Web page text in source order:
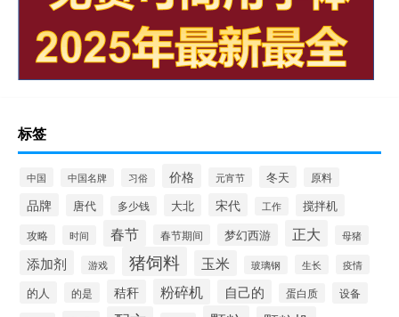
标签
中国 中国名牌 习俗 价格 元宵节 冬天 原料
品牌 唐代 多少钱 大北 宋代 工作 搅拌机
攻略 时间 春节 春节期间 梦幻西游 正大 母猪
添加剂 游戏 猪饲料 玉米 玻璃钢 生长 疫情
的人 的是 秸秆 粉碎机 自己的 蛋白质 设备